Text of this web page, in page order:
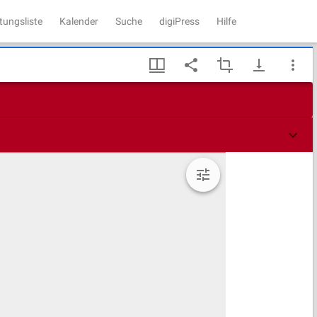
Kalender Suche digiPress Hilfe